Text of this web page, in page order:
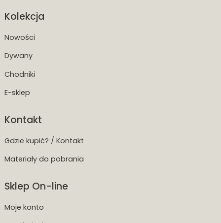
Kolekcja
Nowości
Dywany
Chodniki
E-sklep
Kontakt
Gdzie kupić? / Kontakt
Materiały do pobrania
Sklep On-line
Moje konto